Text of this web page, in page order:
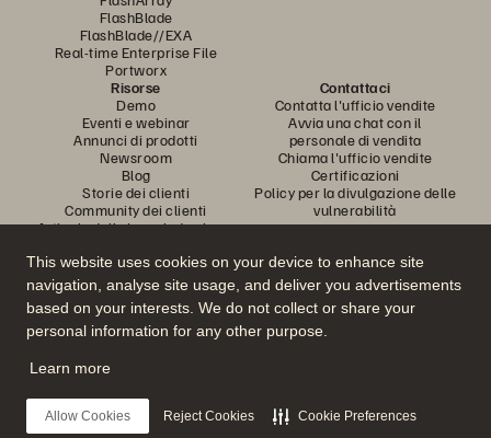
This website uses cookies on your device to enhance site
navigation, analyse site usage, and deliver you advertisements
based on your interests. We do not collect or share your
personal information for any other purpose.
Learn more
Allow Cookies Reject Cookies Cookie Preferences
FlashBlade
FlashBlade//EXA
Real-time Enterprise File
Portworx
Risorse
Demo
Eventi e webinar
Annunci di prodotti
Newsroom
Blog
Storie dei clienti
Community dei clienti
Articolo della knowledge base
Contattaci
Contatta l'ufficio vendite
Avvia una chat con il
personale di vendita
Chiama l'ufficio vendite
Certificazioni
Policy per la divulgazione delle
vulnerabilità
Partecipa alla conversazione
Segui tutti i canali social ufficiali di Everpure
© 2026 Everpure, Inc. Tutti i diritti sono riservati.
PrivacyTermini del sito WebNote legaliTrust CenterImpostazioni dei cookie